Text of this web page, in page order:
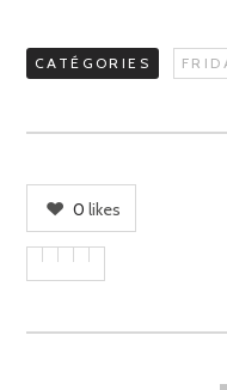
CATÉGORIES
0 likes